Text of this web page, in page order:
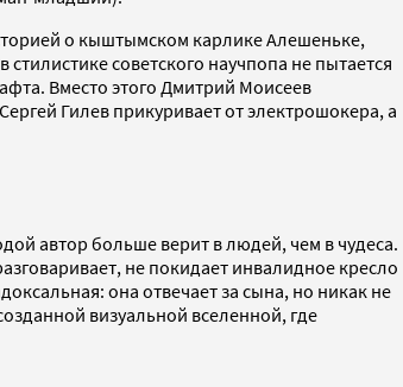
о кыштымском карлике Алешеньке,
советского научпопа не пытается
Вместо этого Дмитрий Моисеев
Гилев прикуривает от электрошокера, а
автор больше верит в людей, чем в чудеса.
не покидает инвалидное кресло
она отвечает за сына, но никак не
визуальной вселенной, где